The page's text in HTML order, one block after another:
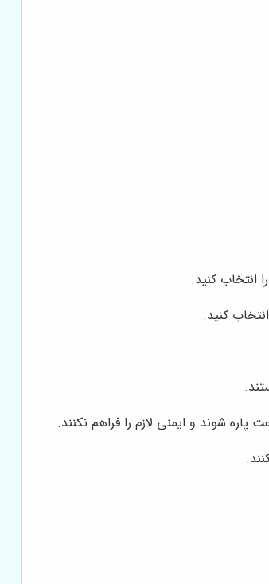
انتخاب کنید.
کنید.
شوند و ایمنی لازم را فراهم نکنند.